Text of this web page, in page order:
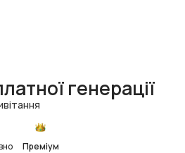
генерації
Преміум